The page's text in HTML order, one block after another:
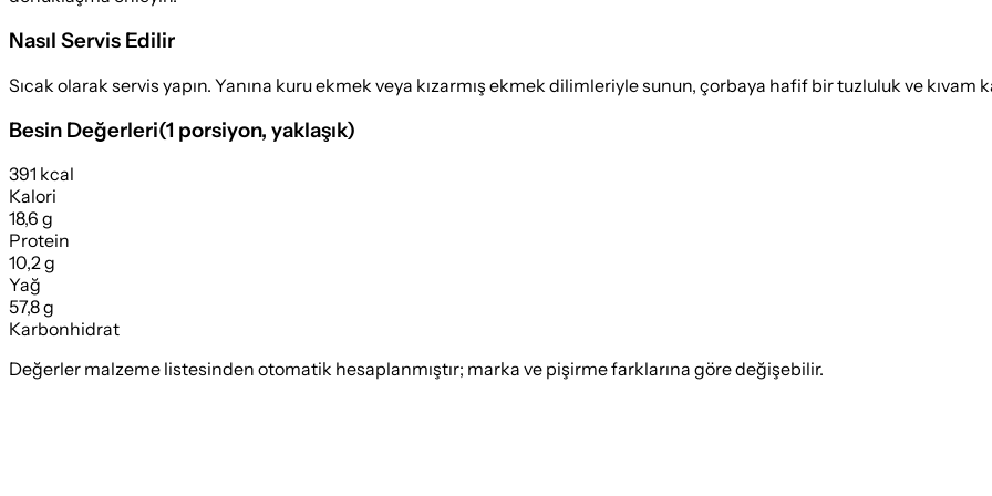
Nasıl Servis Edilir
Sıcak olarak servis yapın. Yanına kuru ekmek veya kızarmış ekmek dilimleriyle sunun, çorbaya hafif bir tuzluluk ve kıvam
Besin Değerleri(1 porsiyon, yaklaşık)
391 kcal
Kalori
18,6 g
Protein
10,2 g
Yağ
57,8 g
Karbonhidrat
Değerler malzeme listesinden otomatik hesaplanmıştır; marka ve pişirme farklarına göre değişebilir.